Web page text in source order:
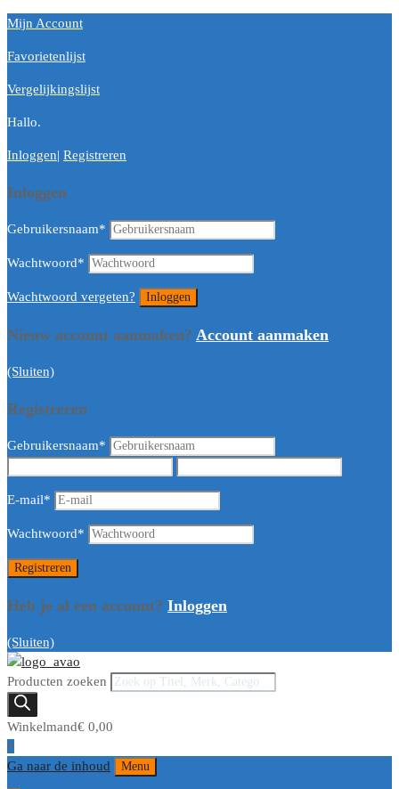
Mijn Account
Favorietenlijst
Vergelijkingslijst
Hallo.
Inloggen| Registreren
Inloggen
Gebruikersnaam*
Wachtwoord*
Wachtwoord vergeten?
Nieuw account aanmaken? Account aanmaken
(Sluiten)
Registreren
Gebruikersnaam*
E-mail*
Wachtwoord*
Heb je al een account? Inloggen
(Sluiten)
Producten zoeken
Winkelmand€ 0,00
0
Ga naar de inhoud
Menu